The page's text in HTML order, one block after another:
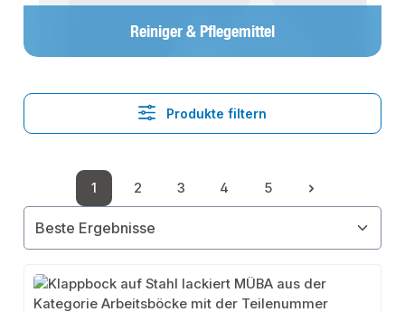
Reiniger & Pflegemittel
Produkte filtern
Seite
1
Seite
2
Seite
3
Seite
4
Seite
5